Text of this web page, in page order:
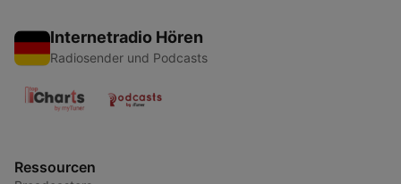
Internetradio Hören
Radiosender und Podcasts
Ressourcen